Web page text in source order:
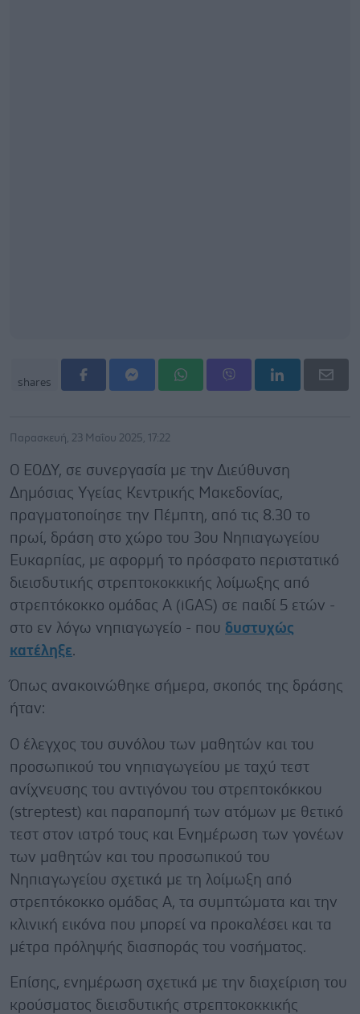
shares
Παρασκευή, 23 Μαΐου 2025, 17:22
Ο ΕΟΔΥ, σε συνεργασία με την Διεύθυνση
Δημόσιας Υγείας Κεντρικής Μακεδονίας,
πραγματοποίησε την Πέμπτη, από τις 8.30 το
πρωί, δράση στο χώρο του 3ου Νηπιαγωγείου
Ευκαρπίας, με αφορμή το πρόσφατο περιστατικό
διεισδυτικής στρεπτοκοκκικής λοίμωξης από
στρεπτόκοκκο ομάδας Α (iGAS) σε παιδί 5 ετών -
στο εν λόγω νηπιαγωγείο - που δυστυχώς
κατέληξε.
Όπως ανακοινώθηκε σήμερα, σκοπός της δράσης
ήταν:
Ο έλεγχος του συνόλου των μαθητών και του
προσωπικού του νηπιαγωγείου με ταχύ τεστ
ανίχνευσης του αντιγόνου του στρεπτοκόκκου
(streptest) και παραπομπή των ατόμων με θετικό
τεστ στον ιατρό τους και Ενημέρωση των γονέων
των μαθητών και του προσωπικού του
Νηπιαγωγείου σχετικά με τη λοίμωξη από
στρεπτόκοκκο ομάδας Α, τα συμπτώματα και την
κλινική εικόνα που μπορεί να προκαλέσει και τα
μέτρα πρόληψής διασποράς του νοσήματος.
Επίσης, ενημέρωση σχετικά με την διαχείριση του
κρούσματος διεισδυτικής στρεπτοκοκκικής